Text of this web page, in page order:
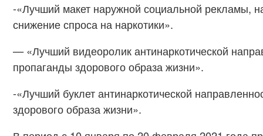
-«Лучший макет наружной социальной рекламы,
снижение спроса на наркотики».
— «Лучший видеоролик антинаркотической
пропаганды здорового образа жизни».
-«Лучший буклет антинаркотической
здорового образа жизни».